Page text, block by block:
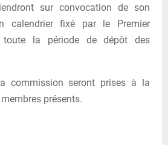
sur convocation de son
calendrier fixé par le Premier
toute la période de dépôt des
commission seront prises à la
présents.